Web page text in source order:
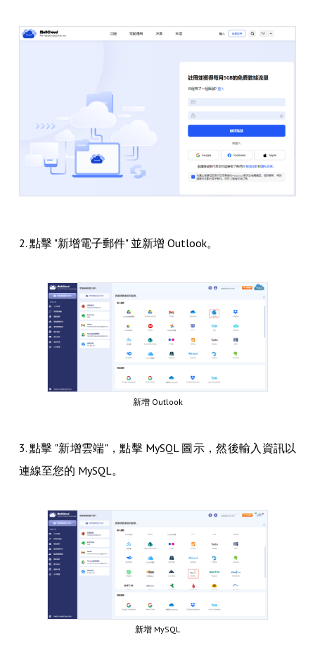
2. 點擊 "新增電子郵件" 並新增 Outlook。
新增 Outlook
3. 點擊 "新增雲端"，點擊 MySQL 圖示，然後輸入資訊以
連線至您的 MySQL。
新增 MySQL